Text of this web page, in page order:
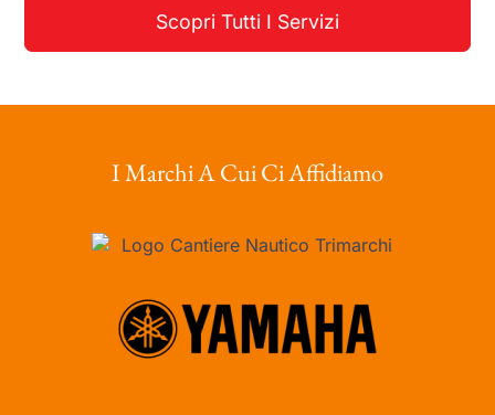
Scopri Tutti I Servizi
I Marchi A Cui Ci Affidiamo